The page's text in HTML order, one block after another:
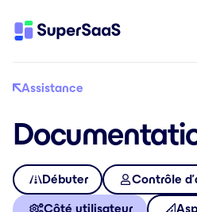
Assistance
Débuter Contrôle
Côté utilisateur